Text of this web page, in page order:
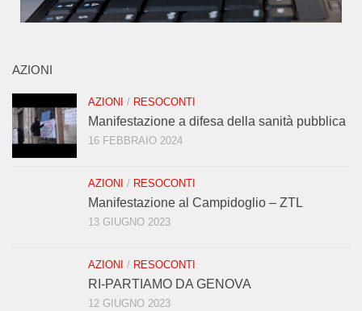
AZIONI
AZIONI / RESOCONTI
Manifestazione a difesa della sanità pubblica
16 FEBBRAIO 2024
AZIONI / RESOCONTI
Manifestazione al Campidoglio – ZTL
13 GIUGNO 2023
AZIONI / RESOCONTI
RI-PARTIAMO DA GENOVA
12 GIUGNO 2023